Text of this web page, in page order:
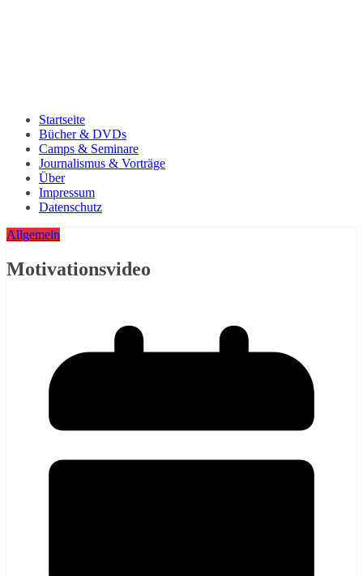
Startseite
Bücher & DVDs
Camps & Seminare
Journalismus & Vorträge
Über
Impressum
Datenschutz
Allgemein
Motivationsvideo